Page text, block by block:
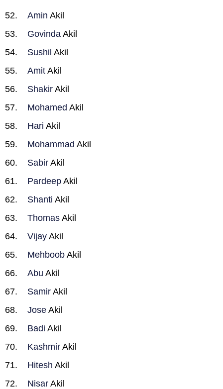
Amin Akil
Govinda Akil
Sushil Akil
Amit Akil
Shakir Akil
Mohamed Akil
Hari Akil
Mohammad Akil
Sabir Akil
Pardeep Akil
Shanti Akil
Thomas Akil
Vijay Akil
Mehboob Akil
Abu Akil
Samir Akil
Jose Akil
Badi Akil
Kashmir Akil
Hitesh Akil
Nisar Akil